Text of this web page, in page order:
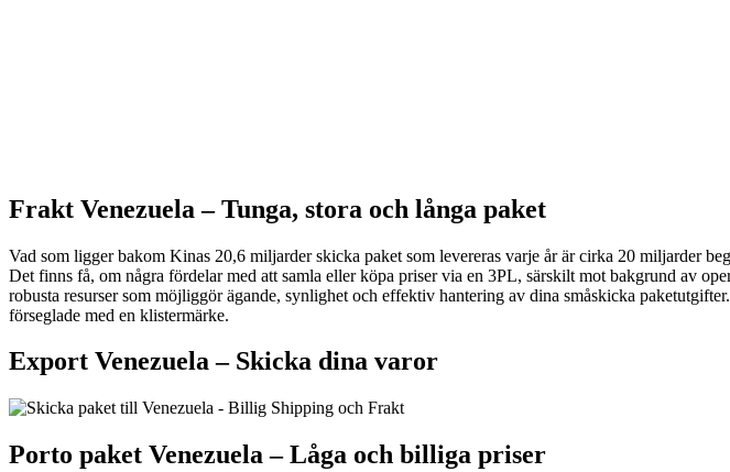
Frakt Venezuela –Tunga, stora och långa paket
Vad som ligger bakom Kinas 20,6 miljarder skicka paket som levereras varje år är cirka 20 miljarder
Det finns få, om några fördelar med att samla eller köpa priser via en 3PL, särskilt mot bakgrund av
robusta resurser som möjliggör ägande, synlighet och effektiv hantering av dina småskicka
förseglade med en klistermärke.
Export Venezuela – Skicka dina varor
Porto paket Venezuela – Låga och billiga priser